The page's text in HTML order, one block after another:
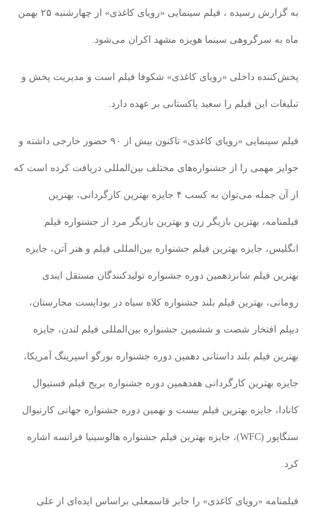
به گزارش رسیده ، فیلم سینمایی «رویای کاغذی» از چهارشنبه ۲۵ بهمن
ماه به سرگروهی سینما هویزه مشهد اکران می‌شود.
پخش‌کننده داخلی «رویای کاغذی» شکوفا فیلم است و مدیریت پخش و
تبلیغات این فیلم را سعید پاکستانی بر عهده دارد.
فیلم سینمایی «رویای کاغذی» تاکنون بیش از ۹۰ حضور خارجی داشته و
جوایز مهمی را از جشنواره‌های مختلف بین‌المللی دریافت کرده است که
از آن جمله می‌توان به کسب ۴ جایزه بهترین کارگردانی، بهترین
فیلمنامه، بهترین بازیگر زن و بهترین بازیگر مرد از جشنواره فیلم
انگلیس، جایزه بهترین فیلم جشنواره بین‌المللی فیلم و هنر آتن، جایزه
بهترین فیلم شانزدهمین دوره جشنواره تولیدکنندگان مستقل ایندی
رومانی، بهترین فیلم بلند جشنواره کلاه سیاه در بوداپست مجارستان،
دیپلم افتخار شصت و ششمین جشنواره بین‌المللی فیلم لندن، جایزه
بهترین فیلم بلند داستانی دهمین دوره جشنواره بورگو اسپرینگ آمریکا،
جایزه بهترین کارگردانی هفدهمین دوره جشنواره بریج فیلم فستیوال
کانادا، جایزه بهترین فیلم بیست و نهمین دوره جشنواره جهانی کارنیوال
سنگاپور (WFC)، جایزه بهترین فیلم جشنواره هالوسینیا فرانسه اشاره
کرد.
فیلمنامه «رویای کاغذی» را جابر قاسمعلی براساس ایده‌ای از علی